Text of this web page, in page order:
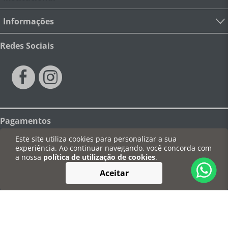
Este site utiliza cookies para personalizar a sua
experiência. Ao continuar navegando, você concorda com
a nossa política de utilização de cookies.
Aceitar
Informações
Redes Sociais
Pagamentos